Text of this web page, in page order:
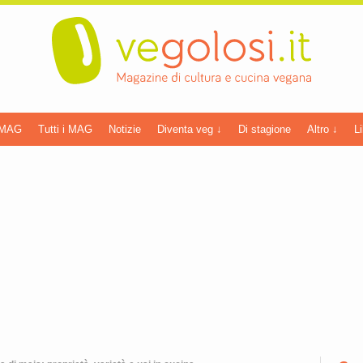
Tutti i MAG Notizie Diventa veg ↓ Di stagione Altro ↓